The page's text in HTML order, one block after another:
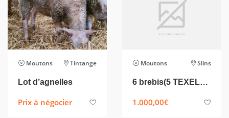
Moutons Tintange
Lot d’agnelles
Prix à négocier
Moutons Slins
6 brebis(5 TEXELS/CHAROLAIS et 1 vendeen)
1.000,00€